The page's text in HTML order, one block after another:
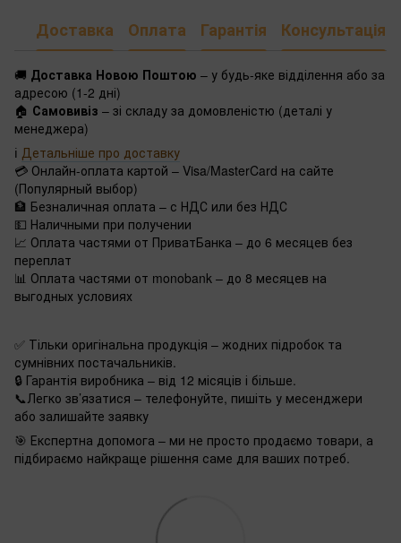
Доставка Оплата Гарантія Консультація
🚚 Доставка Новою Поштою – у будь-яке відділення або за
адресою (1-2 дні)
🏠 Самовивіз – зі складу за домовленістю (деталі у
менеджера)
ℹ️ Детальніше про доставку
💳 Онлайн-оплата картой – Visa/MasterCard на сайте
(Популярный выбор)
🏦 Безналичная оплата – с НДС или без НДС
💵 Наличными при получении
📈 Оплата частями от ПриватБанка – до 6 месяцев без
переплат
📊 Оплата частями от monobank – до 8 месяцев на
выгодных условиях
✅ Тільки оригінальна продукція – жодних підробок та
сумнівних постачальників.
🔒 Гарантія виробника – від 12 місяців і більше.
📞Легко зв’язатися – телефонуйте, пишіть у месенджери
або залишайте заявку
🎯 Експертна допомога – ми не просто продаємо товари, а
підбираємо найкраще рішення саме для ваших потреб.